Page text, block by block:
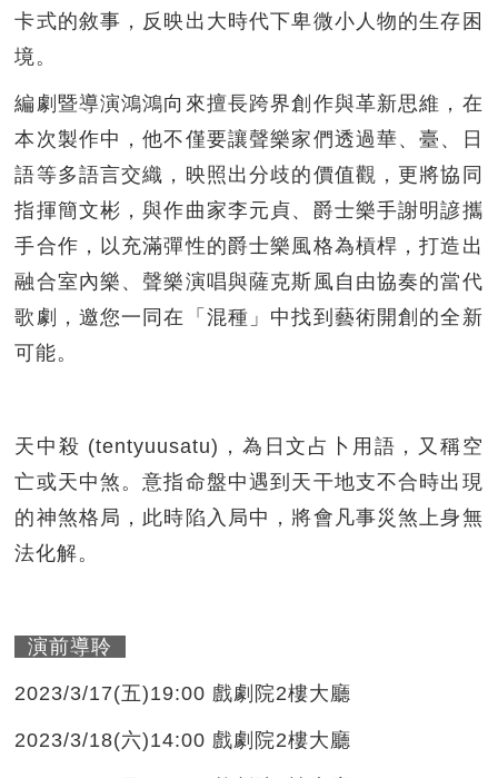
卡式的敘事，反映出大時代下卑微小人物的生存困
境。
編劇暨導演鴻鴻向來擅長跨界創作與革新思維，在
本次製作中，他不僅要讓聲樂家們透過華、臺、日
語等多語言交織，映照出分歧的價值觀，更將協同
指揮簡文彬，與作曲家李元貞、爵士樂手謝明諺攜
手合作，以充滿彈性的爵士樂風格為槓桿，打造出
融合室內樂、聲樂演唱與薩克斯風自由協奏的當代
歌劇，邀您一同在「混種」中找到藝術開創的全新
可能。
天中殺 (tentyuusatu)，為日文占卜用語，又稱空
亡或天中煞。意指命盤中遇到天干地支不合時出現
的神煞格局，此時陷入局中，將會凡事災煞上身無
法化解。
演前導聆
2023/3/17(五)19:00 戲劇院2樓大廳
2023/3/18(六)14:00 戲劇院2樓大廳